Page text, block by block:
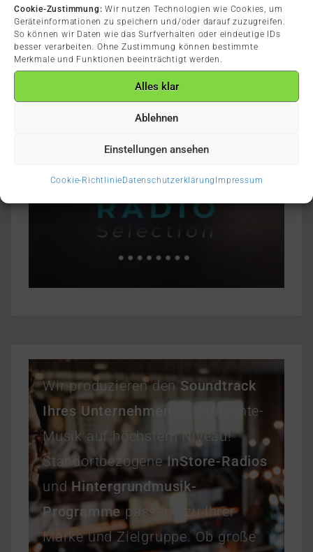
Cookie-Zustimmung:Wir nutzen Technologien wie Cookies, um
Geräteinformationen zu speichern und/oder darauf zuzugreifen.
So können wir Daten wie das Surfverhalten oder eindeutige IDs
besser verarbeiten. Ohne Zustimmung können bestimmte
Merkmale und Funktionen beeinträchtigt werden.
Alles klar
Ablehnen
Einstellungen ansehen
Cookie-RichtlinieDatenschutzerklärung Impressum
Wir produzieren den Soundtrack
Ihres Unternehmens
– Ambiente-
Musik auf höchstem Niveau!
StandortbezogeneInStore-Radios
und Hintergrundmusik-
Programmepassend zu Ihrer
Marke und Zielgruppe. Ob große